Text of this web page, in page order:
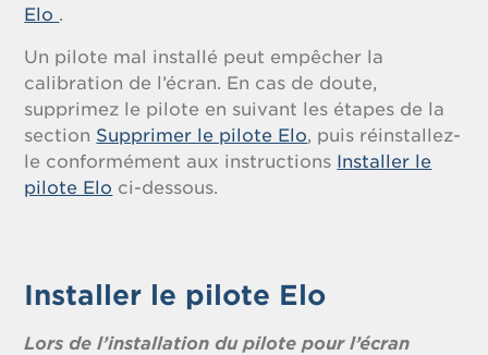
Elo .
Un pilote mal installé peut empêcher la
calibration de l’écran. En cas de doute,
supprimez le pilote en suivant les étapes de la
section Supprimer le pilote Elo, puis réinstallez-
le conformément aux instructions Installer le
pilote Elo ci-dessous.
Installer le pilote Elo
Lors de l’installation du pilote pour l’écran